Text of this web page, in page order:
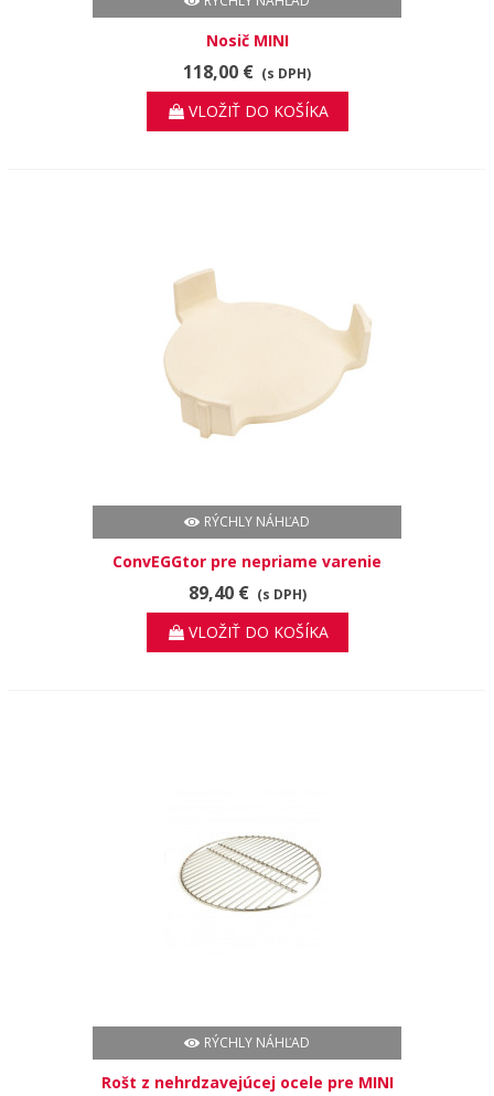
Nosič MINI
118,00 € (s DPH)
VLOŽIŤ DO KOŠÍKA
RÝCHLY NÁHĽAD
ConvEGGtor pre nepriame varenie
MINI
89,40 € (s DPH)
VLOŽIŤ DO KOŠÍKA
RÝCHLY NÁHĽAD
Rošt z nehrdzavejúcej ocele pre MINI